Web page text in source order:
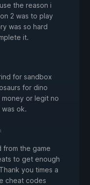
the reason i
2 was to play
was so hard
it.
for sandbox
for dino
or legit no
was ok.
from the game
to get enough
you times a
cheat codes